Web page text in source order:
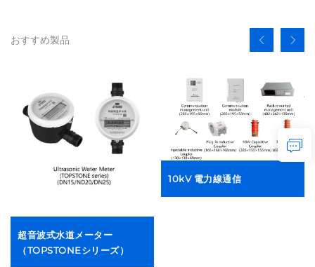
おすすめ製品
超音波式水道メーター
（TOPSTONEシリーズ）
10kV 電力線通信